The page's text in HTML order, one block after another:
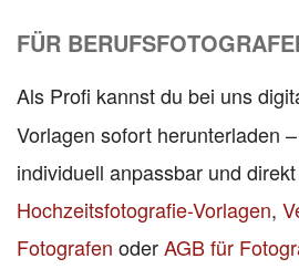
FÜR
Als Profi kannst du bei uns
Vorlagen sofort herunterladen
individuell anpassbar und
Hochzeitsfotografie-Vorlagen,
Fotografen oderAGB für